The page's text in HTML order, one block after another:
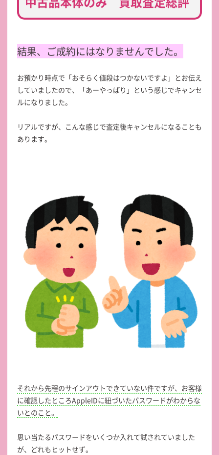
結果、ご成約にはなりませんでした。
お預かり時点で「おそらく値段はつかないですよ」とお伝え
していましたので、「あーやっぱり」という感じでキャンセ
ルになりました。
リアルですが、こんな感じで査定後キャンセルになることも
あります。
それから先程のサインアウトできていない件ですが、お客様
に確認したところAppleIDに紐づいたパスワードがわからな
いとのこと。
思い当たるパスワードをいくつか入れて試されていました
が、どれもヒットせず。